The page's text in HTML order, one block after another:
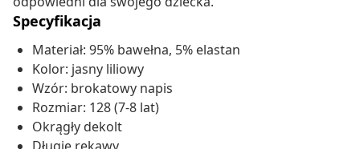
Specyfikacja
Materiał: 95% bawełna, 5% elastan
Kolor: jasny liliowy
Wzór: brokatowy napis
Rozmiar: 128 (7-8 lat)
Okrągły dekolt